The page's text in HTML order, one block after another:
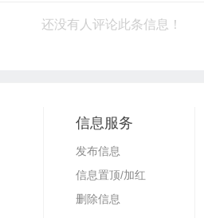
还没有人评论此条信息！
信息服务
发布信息
信息置顶/加红
删除信息